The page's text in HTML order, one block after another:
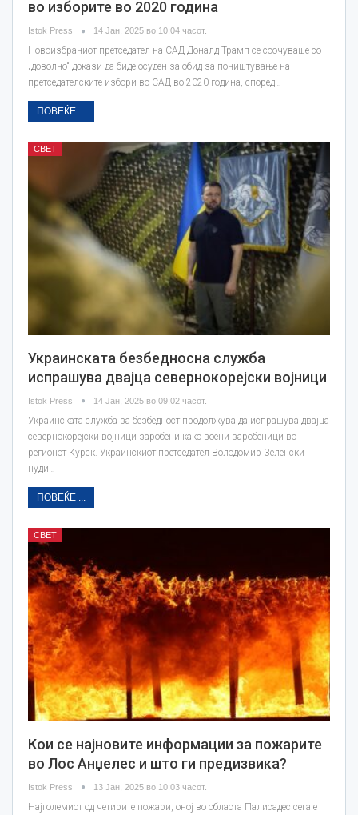
во изборите во 2020 година
Istok Press 14 Јан, 2025 во 10:04 часот.
Новоизбраниот претседател на САД Доналд Трамп се соочуваше со
„доволно“ докази да биде осуден за обид за поништување на
претседателските избори во САД во 2020 година, според…
ПОВЕЌЕ ...
СВЕТ
Украинската безбедносна служба
испрашува двајца севернокорејски војници
Istok Press 14 Јан, 2025 во 09:02 часот.
Украинската служба за безбедност продолжува да испрашува двајца
севернокорејски војници заробени како воени заробеници во
регионот Курск. Украинскиот претседател Володомир Зеленски
нуди…
ПОВЕЌЕ ...
СВЕТ
Кои се најновите информации за пожарите
во Лос Анџелес и што ги предизвика?
Istok Press 13 Јан, 2025 во 10:03 часот.
Најголемиот од четирите пожари, оној во областа Палисадес сега е